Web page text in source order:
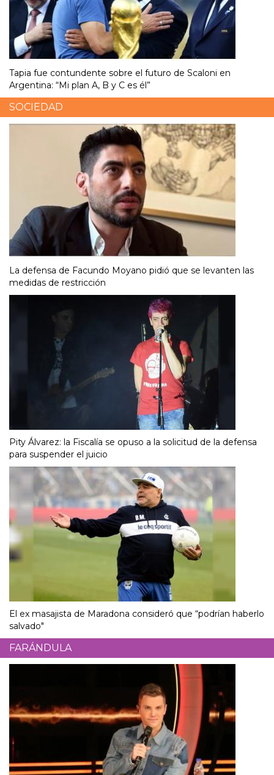
Tapia fue contundente sobre el futuro de Scaloni en
Argentina: “Mi plan A, B y C es él”
SOCIEDAD
La defensa de Facundo Moyano pidió que se levanten las
medidas de restricción
Pity Álvarez: la Fiscalía se opuso a la solicitud de la defensa
para suspender el juicio
El ex masajista de Maradona consideró que “podrían haberlo
salvado"
FARÁNDULA